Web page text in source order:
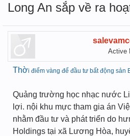
Long An sắp về ra
Active
Thời điểm vàng để đầu tư bất động sản
Quảng trường học nhạc nước
lợi. nội khu mực tham gia án
nhằm đầu tư và phát triển do
Holdings tại xã Lương Hòa,